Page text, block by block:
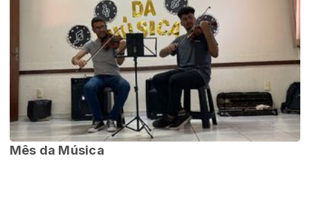
Mês da Música